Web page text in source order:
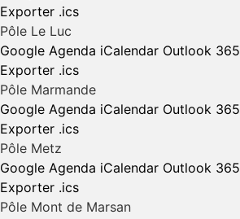
Exporter .ics
Pôle Le Luc
Google Agenda iCalendar Outlook 365
Exporter .ics
Pôle Marmande
Google Agenda iCalendar Outlook 365
Exporter .ics
Pôle Metz
Google Agenda iCalendar Outlook 365
Exporter .ics
Pôle Mont de Marsan